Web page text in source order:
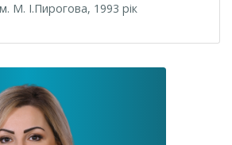
М. І.Пирогова, 1993 рік